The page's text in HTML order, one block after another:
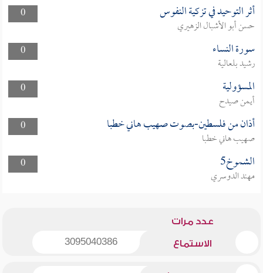
0
أثر التوحيد في تزكية النفوس
حسن أبو الأشبال الزهيري
0
سورة النساء
رشيد بلعالية
0
المسؤولية
أيمن صيدح
0
أذان من فلسطين-بصوت صهيب هاني خطبا
صهيب هاني خطبا
0
الشموخ5
مهند الدوسري
عدد مرات
الاستماع 3095040386